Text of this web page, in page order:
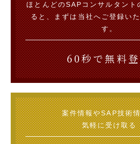
ほとんどのSAPコンサルタント
ると、まずは当社へご登録い
す。
60秒で無料
案件情報やSAP技術
気軽に受け取る